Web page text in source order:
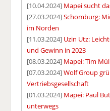
[10.04.2024] Mapei sucht
[27.03.2024]Schomburg:
im Norden
[11.03.2024] Uzin Utz:
und Gewinn in 2023
[08.03.2024] Mapei: Tim
[07.03.2024]Wolf Group
Vertriebsgesellschaft
[01.03.2024] Mapei: Paul
unterwegs